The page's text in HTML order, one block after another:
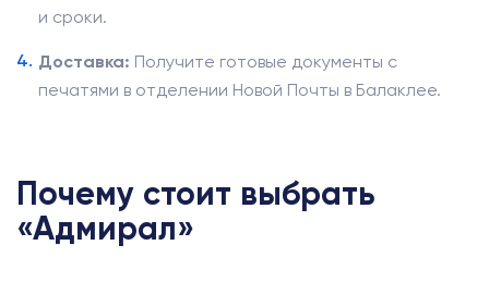
и сроки.
Доставка: Получите готовые документы с
печатями в отделении Новой Почты в Балаклее.
Почему стоит выбрать
«Адмирал»